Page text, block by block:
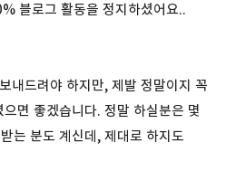
블로그 활동을 정지하셨어요..
내드려야 하지만, 제발 정말이지 꼭
면 좋겠습니다. 정말 하실분은 몇
는 분도 계신데, 제대로 하지도